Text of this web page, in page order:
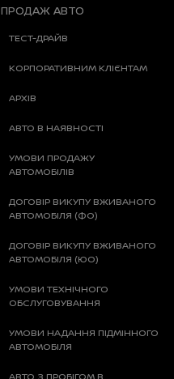
ПРОДАЖ АВТО
ТЕСТ-ДРАЙВ
КОРПОРАТИВНИМ КЛІЄНТАМ
АРХІВ
АВТО В НАЯВНОСТІ
УМОВИ ПРОДАЖУ
АВТОМОБІЛІВ
ДОГОВІР ВИКУПУ ВЖИВАНОГО
АВТОМОБІЛЯ (ФО)
ДОГОВІР ВИКУПУ ВЖИВАНОГО
АВТОМОБІЛЯ (ЮО)
УМОВИ ТЕХНІЧНОГО
ОБСЛУГОВУВАННЯ
УМОВИ НАДАННЯ ПІДМІННОГО
АВТОМОБІЛЯ
АВТО З ПРОБІГОМ В